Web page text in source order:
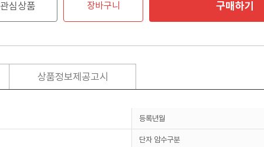
관심상품 장바구니 구매하기
상품정보제공고시
등록년월
단자 암수구분